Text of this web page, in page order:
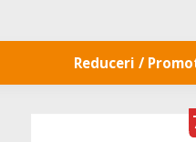
Reduceri /